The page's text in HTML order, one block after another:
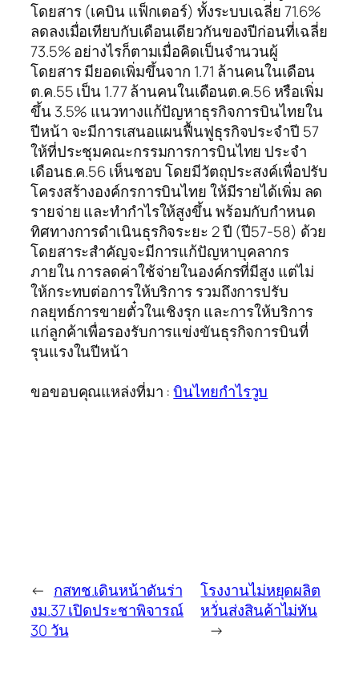
โดยสาร (เคบิน แฟ็กเตอร์) ทั้งระบบเฉลี่ย 71.6%
ลดลงเมื่อเทียบกับเดือนเดียวกันของปีก่อนที่เฉลี่ย
73.5% อย่างไรก็ตามเมื่อคิดเป็นจำนวนผู้
โดยสาร มียอดเพิ่มขึ้นจาก 1.71 ล้านคนในเดือน
ต.ค.55 เป็น 1.77 ล้านคนในเดือนต.ค.56 หรือเพิ่ม
ขึ้น 3.5% แนวทางแก้ปัญหาธุรกิจการบินไทยใน
ปีหน้า จะมีการเสนอแผนฟื้นฟูธุรกิจประจำปี 57
ให้ที่ประชุมคณะกรรมการการบินไทย ประจำ
เดือนธ.ค.56 เห็นชอบ โดยมีวัตถุประสงค์เพื่อปรับ
โครงสร้างองค์กรการบินไทย ให้มีรายได้เพิ่ม ลด
รายจ่าย และทำกำไรให้สูงขึ้น พร้อมกับกำหนด
ทิศทางการดำเนินธุรกิจระยะ 2 ปี (ปี57-58) ด้วย
โดยสาระสำคัญจะมีการแก้ปัญหาบุคลากร
ภายใน การลดค่าใช้จ่ายในองค์กรที่มีสูง แต่ไม่
ให้กระทบต่อการให้บริการ รวมถึงการปรับ
กลยุทธ์การขายตั๋วในเชิงรุก และการให้บริการ
แก่ลูกค้าเพื่อรองรับการแข่งขันธุรกิจการบินที่
รุนแรงในปีหน้า
ขอขอบคุณแหล่งที่มา :บินไทยกำไรวูบ
← กสทช.เดินหน้าดันร่า
งม.37 เปิดประชาพิจารณ์
30 วัน
โรงงานไม่หยุดผลิต
หวั่นส่งสินค้าไม่ทัน
→